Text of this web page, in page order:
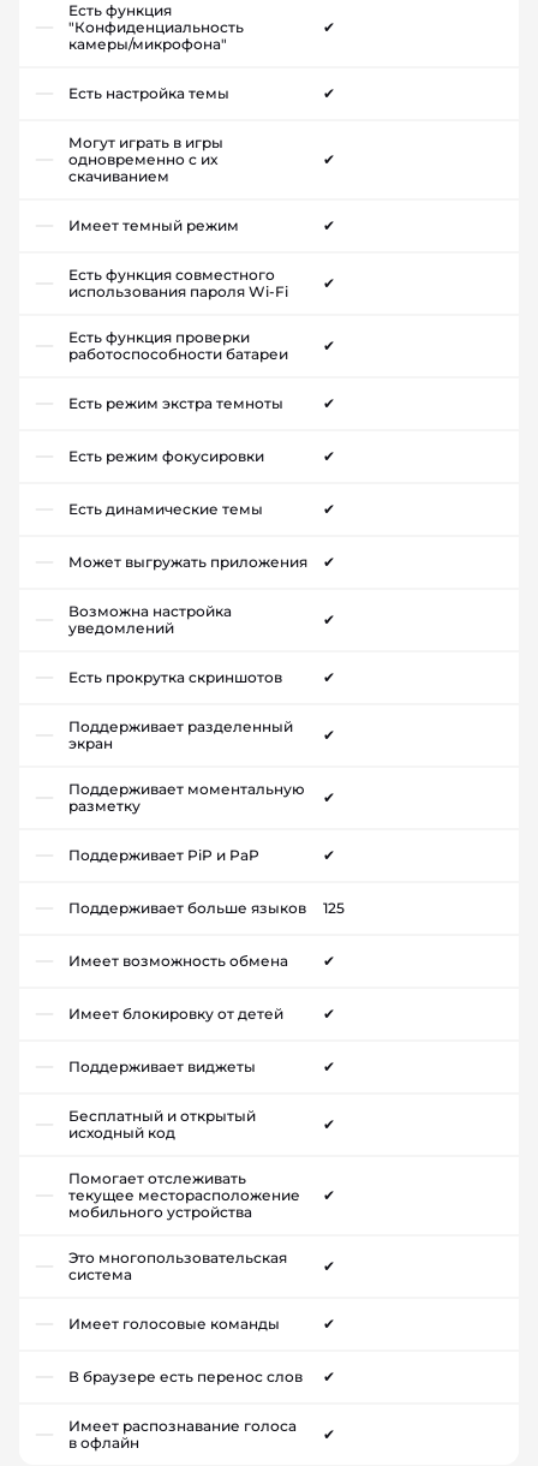
Есть функция
"Конфиденциальность
камеры/микрофона"
✔
Есть настройка темы ✔
Могут играть в игры
одновременно с их
скачиванием
✔
Имеет темный режим ✔
Есть функция совместного
использования пароля Wi-Fi
✔
Есть функция проверки
работоспособности батареи
✔
Есть режим экстра темноты ✔
Есть режим фокусировки ✔
Есть динамические темы ✔
Может выгружать приложения ✔
Возможна настройка
уведомлений
✔
Есть прокрутка скриншотов ✔
Поддерживает разделенный
экран
✔
Поддерживает моментальную
разметку
✔
Поддерживает PiP и PaP ✔
Поддерживает больше языков 125
Имеет возможность обмена ✔
Имеет блокировку от детей ✔
Поддерживает виджеты ✔
Бесплатный и открытый
исходный код
✔
Помогает отслеживать
текущее месторасположение
мобильного устройства
✔
Это многопользовательская
система
✔
Имеет голосовые команды ✔
В браузере есть перенос слов ✔
Имеет распознавание голоса
в офлайн
✔